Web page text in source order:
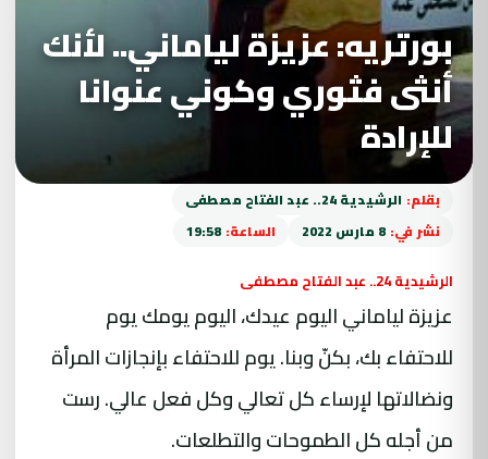
بورتريه: عزيزة لياماني.. لأنك
أنثى فثوري وكوني عنوانا
للإرادة
بقلم: الرشيدية 24.. عبد الفتاح مصطفى
نشر في: 8 مارس 2022 الساعة: 19:58
الرشيدية 24.. عبد الفتاح مصطفى
عزيزة لياماني اليوم عيدك، اليوم يومك يوم
للاحتفاء بك، بكنّ وبنا. يوم للاحتفاء بإنجازات المرأة
ونضالاتها لإرساء كل تعالي وكل فعل عالي. رست
من أجله كل الطموحات والتطلعات.